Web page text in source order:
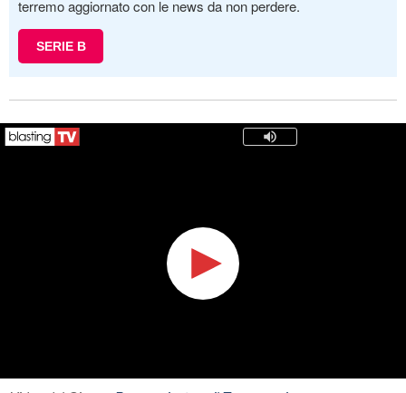
terremo aggiornato con le news da non perdere.
SERIE B